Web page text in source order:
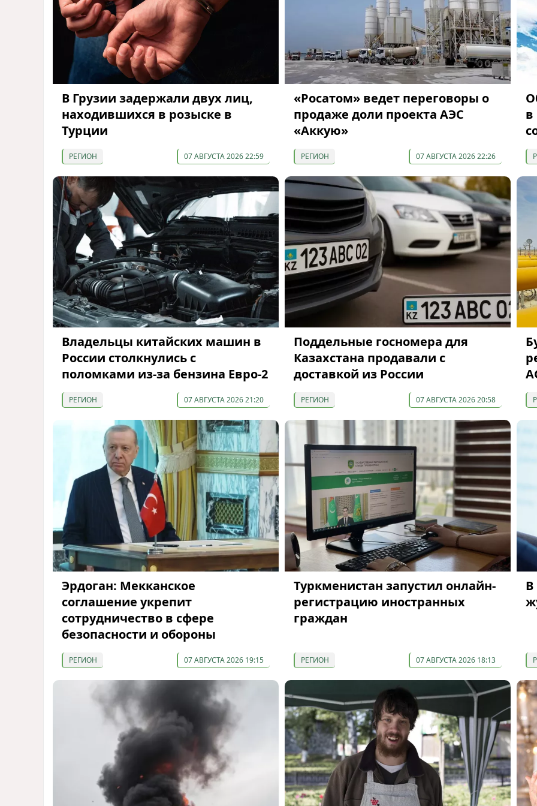
В Грузии задержали двух лиц,
находившихся в розыске в
Турции
РЕГИОН 07 АВГУСТА 2026 22:59
«Росатом» ведет переговоры о
продаже доли проекта АЭС
«Аккую»
РЕГИОН 07 АВГУСТА 2026 22:26
в
Владельцы китайских машин в
России столкнулись с
поломками из-за бензина Евро-2
РЕГИОН 07 АВГУСТА 2026 21:20
Поддельные госномера для
Казахстана продавали с
доставкой из России
РЕГИОН 07 АВГУСТА 2026 20:58
Эрдоган: Мекканское
соглашение укрепит
сотрудничество в сфере
безопасности и обороны
РЕГИОН 07 АВГУСТА 2026 19:15
Туркменистан запустил онлайн-
регистрацию иностранных
граждан
РЕГИОН 07 АВГУСТА 2026 18:13
В